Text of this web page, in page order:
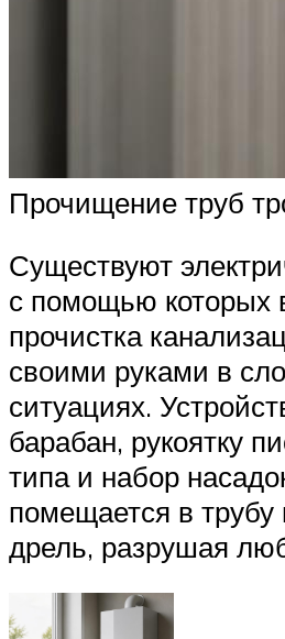
Прочищение труб
Существуют
с помощью которых
прочистка
своими руками в
ситуациях.
барабан, рукоятку
типа и набор
помещается в трубу
дрель, разрушая